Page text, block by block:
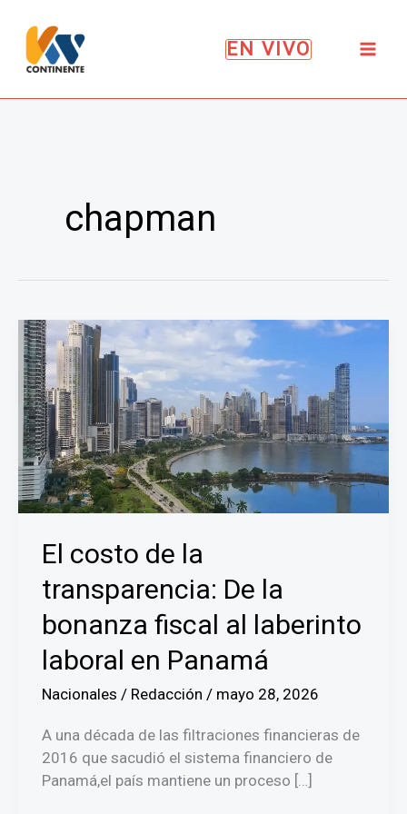
contenido
EN VIVO
chapman
El costo de la
transparencia: De la
bonanza fiscal al laberinto
laboral en Panamá
Nacionales / Redacción / mayo 28, 2026
A una década de las filtraciones financieras de
2016 que sacudió el sistema financiero de
Panamá,el país mantiene un proceso […]